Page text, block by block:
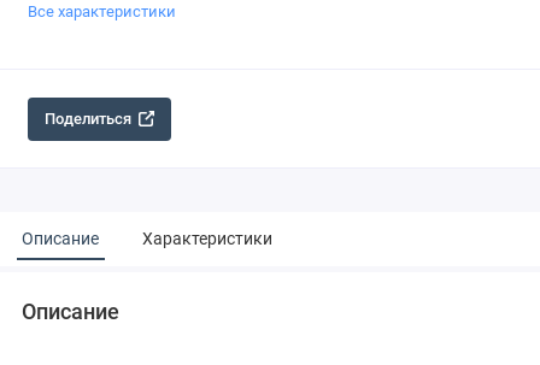
Все характеристики
Поделиться
Описание Характеристики
Описание